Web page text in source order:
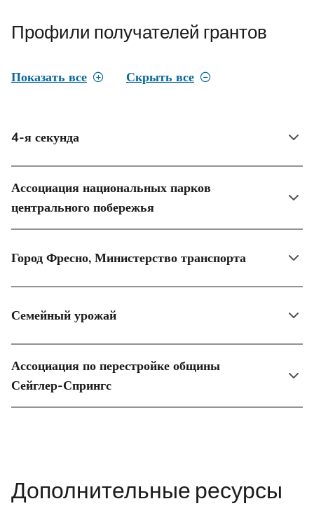
Профили получателей грантов
Показать все Скрыть все
4-я секунда
Ассоциация национальных парков
центрального побережья
Город Фресно, Министерство транспорта
Семейный урожай
Ассоциация по перестройке общины
Сейглер-Спрингс
Дополнительные ресурсы